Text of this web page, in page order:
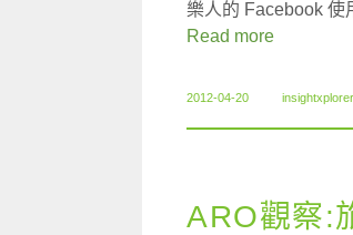
樂人的 Facebook 使
Read more
2012-04-20 insightxplorer
ARO觀察: